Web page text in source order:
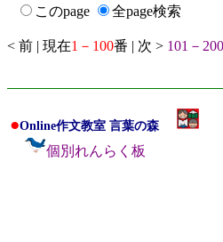
このpage
全page検索
< 前 | 現在1－100番 | 次 > 101－200
●Online作文教室 言葉の森
個別れんらく板